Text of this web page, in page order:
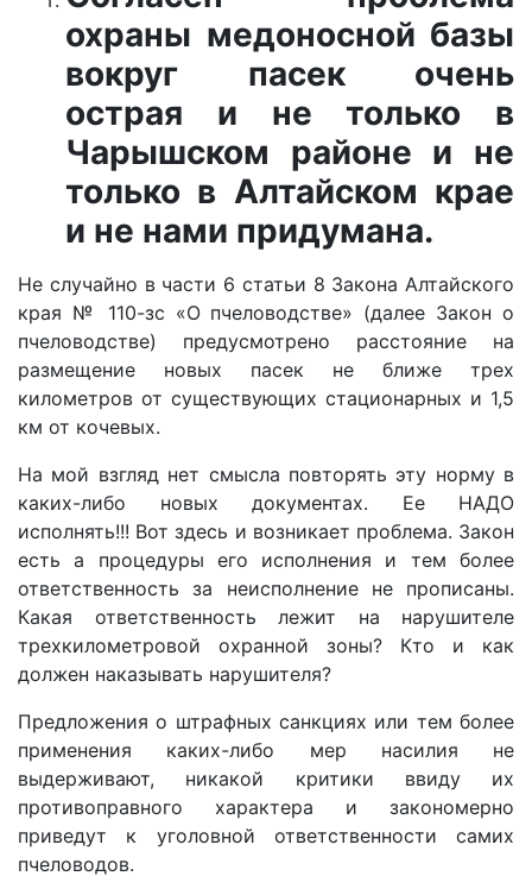
охраны медоносной базы
вокруг пасек очень
острая и не только в
Чарышском районе и не
только в Алтайском крае
и не нами придумана.
Не случайно в части 6 статьи 8 Закона Алтайского
края № 110-зс «О пчеловодстве» (далее Закон о
пчеловодстве) предусмотрено расстояние на
размещение новых пасек не ближе трех
километров от существующих стационарных и 1,5
км от кочевых.
На мой взгляд нет смысла повторять эту норму в
каких-либо новых документах. Ее НАДО
исполнять!!! Вот здесь и возникает проблема. Закон
есть а процедуры его исполнения и тем более
ответственность за неисполнение не прописаны.
Какая ответственность лежит на нарушителе
трехкилометровой охранной зоны? Кто и как
должен наказывать нарушителя?
Предложения о штрафных санкциях или тем более
применения каких-либо мер насилия не
выдерживают, никакой критики ввиду их
противоправного характера и закономерно
приведут к уголовной ответственности самих
пчеловодов.